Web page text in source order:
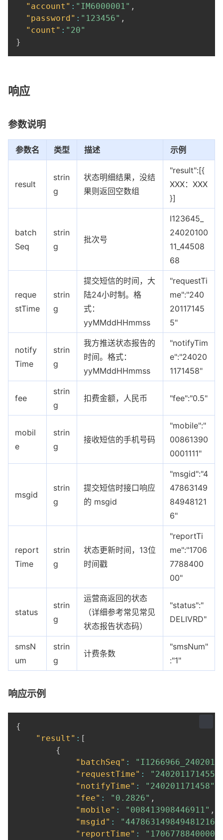
"account" : "IM6000001" ,
"password" : "123456" ,
"count" : "20"
}
响应
参数说明
参数名 类型 描述 示例
result
strin
g
状态明细结果，没结
果则返回空数组
"result":[{
XXX：XXX
}]
batch
Seq
strin
g
批次号
I123645_
24020100
11_44508
68
reque
stTime
strin
g
提交短信的时间，大
陆24小时制。格
式：
yyMMddHHmmss
"requestTi
me":"240
20117145
5"
notify
Time
strin
g
我方推送状态报告的
时间。格式：
yyMMddHHmmss
"notifyTim
e":"24020
1171458"
fee
strin
g
扣费金额，人民币 "fee":"0.5"
mobil
e
strin
g
接收短信的手机号码
"mobile":"
00861390
0001111"
msgid
strin
g
提交短信时接口响应
的 msgid
"msgid":"4
47863149
84948121
6"
report
Time
strin
g
状态更新时间，13位
时间戳
"reportTi
me":"1706
7788400
00"
status
strin
g
运营商返回的状态
（详细参考常见常见
状态报告状态码）
"status":"
DELIVRD"
smsN
um
strin
g
计费条数
"smsNum"
:"1"
响应示例
{
"result" : [
{
"batchSeq" :
"requestTime" : "240201171455"
"notifyTime" : "240201171458"
"fee" : "0.2826" ,
"mobile" : "008413908446911" ,
"msgid" : "447863149849481216"
"reportTime" : "1706778840000"